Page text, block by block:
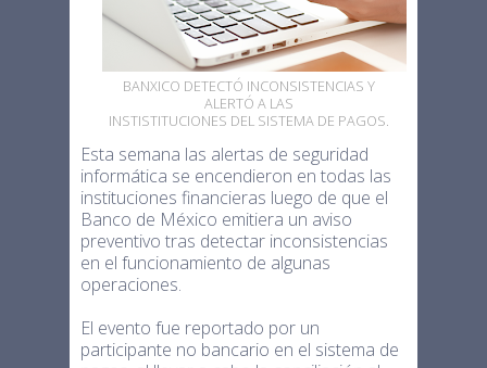
BANXICO DETECTÓ INCONSISTENCIAS Y
ALERTÓ A LAS
INSTISTITUCIONES DEL SISTEMA DE PAGOS.
Esta semana las alertas de seguridad
informática se encendieron en todas las
instituciones financieras luego de que el
Banco de México emitiera un aviso
preventivo tras detectar inconsistencias
en el funcionamiento de algunas
operaciones.
El evento fue reportado por un
participante no bancario en el sistema de